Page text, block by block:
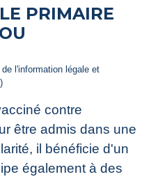
PRIMAIRE
l'information légale et
contre
être admis dans une
il bénéficie d'un
également à des